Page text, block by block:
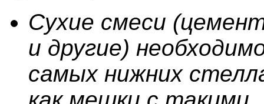
Сухие смеси
и другие)
самых нижних